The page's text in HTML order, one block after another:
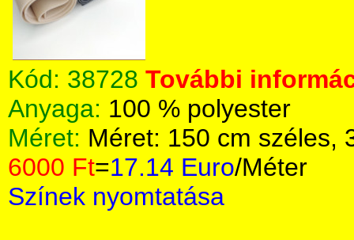
Kód: 38728 További
Anyaga: 100 % polyester
Méret: Méret: 150 cm széles,
6000 Ft=17.14 Euro/Méter
Színek nyomtatása